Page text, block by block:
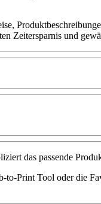
Zeitersparnis und
das passende
Print Tool oder die